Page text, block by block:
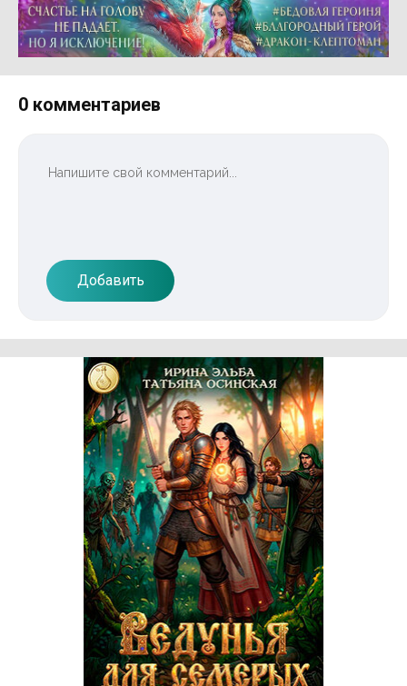
Реклама 16+ АО «ЛитГород»
0 комментариев
Добавить